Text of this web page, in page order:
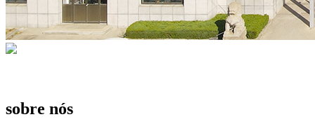
sobre nós